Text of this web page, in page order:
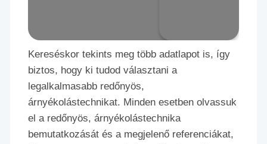
Kereséskor tekints meg több adatlapot is, így
biztos, hogy ki tudod választani a
legalkalmasabb redőnyös,
árnyékolástechnikat. Minden esetben olvassuk
el a redőnyös, árnyékolástechnika
bemutatkozását és a megjelenő referenciákat,